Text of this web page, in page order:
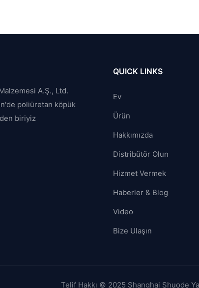
A.Ş., Ltd.
poliüretan köpük
biriyiz
QUICK LINKS
Ev
Ürün
Hakkımızda
Distribütör Olun
Hizmet Vermek
Haberler & Blog
Video
Bize Ulaşın
Telif Hakkı © 2025 Shanghai Shuode